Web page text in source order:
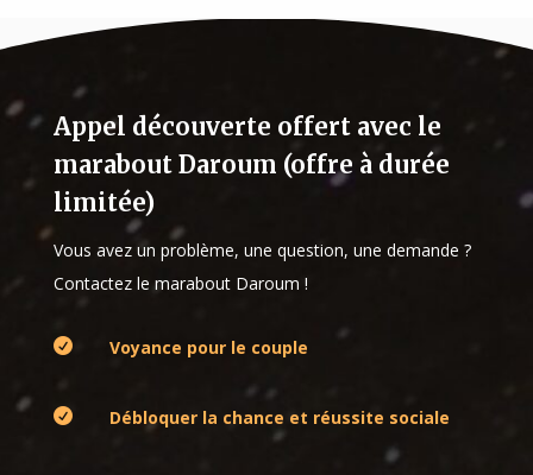
Appel découverte offert avec le
marabout Daroum (offre à durée
limitée)
Vous avez un problème, une question, une demande ?
Contactez le marabout Daroum !
 Voyance pour le couple
 Débloquer la chance et réussite sociale